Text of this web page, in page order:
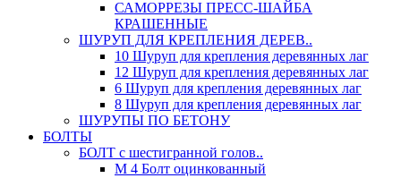
САМОРРЕЗЫ ПРЕСС-ШАЙБА
КРАШЕННЫЕ
ШУРУП ДЛЯ КРЕПЛЕНИЯ ДЕРЕВ..
10 Шуруп для крепления деревянных лаг
12 Шуруп для крепления деревянных лаг
6 Шуруп для крепления деревянных лаг
8 Шуруп для крепления деревянных лаг
ШУРУПЫ ПО БЕТОНУ
БОЛТЫ
БОЛТ с шестигранной голов..
М 4 Болт оцинкованный